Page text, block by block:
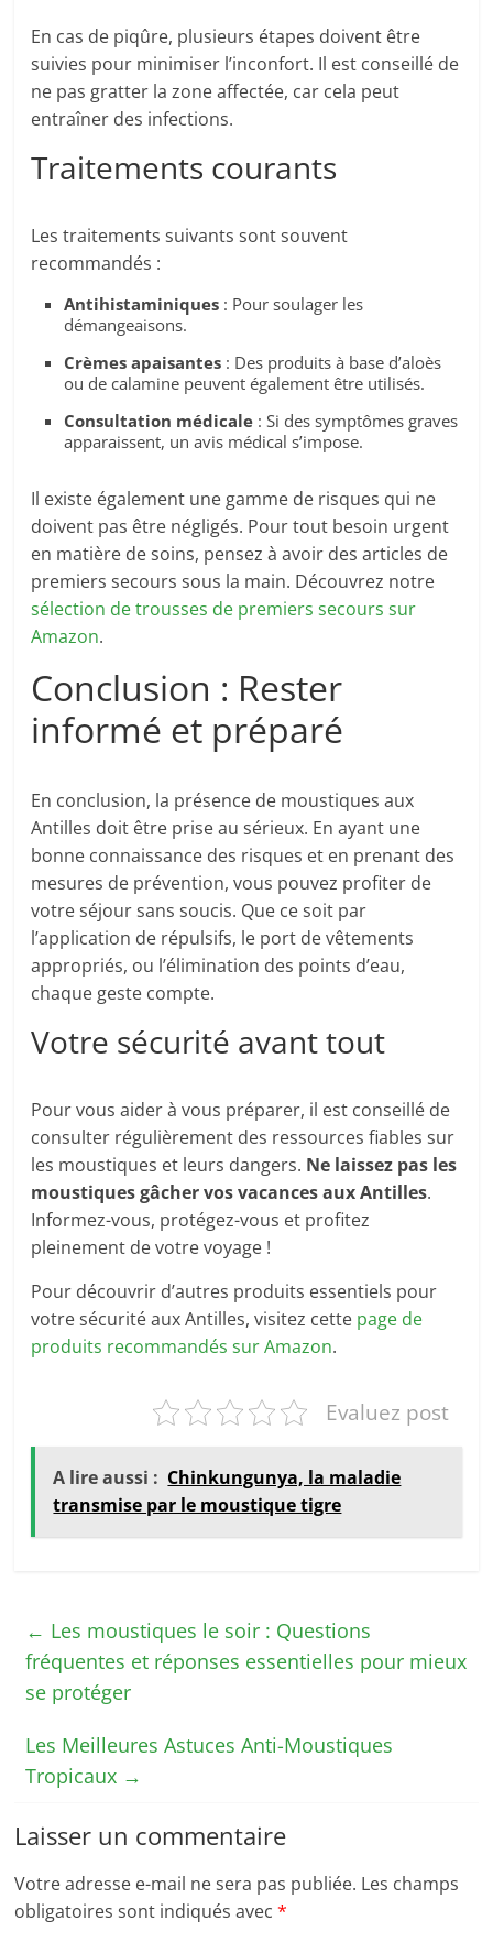
En cas de piqûre, plusieurs étapes doivent être
suivies pour minimiser l’inconfort. Il est conseillé de
ne pas gratter la zone affectée, car cela peut
entraîner des infections.
Traitements courants
Les traitements suivants sont souvent
recommandés :
Antihistaminiques : Pour soulager les
démangeaisons.
Crèmes apaisantes : Des produits à base d’aloès
ou de calamine peuvent également être utilisés.
Consultation médicale : Si des symptômes graves
apparaissent, un avis médical s’impose.
Il existe également une gamme de risques qui ne
doivent pas être négligés. Pour tout besoin urgent
en matière de soins, pensez à avoir des articles de
premiers secours sous la main. Découvrez notre
sélection de trousses de premiers secours sur
Amazon.
Conclusion : Rester
informé et préparé
En conclusion, la présence de moustiques aux
Antilles doit être prise au sérieux. En ayant une
bonne connaissance des risques et en prenant des
mesures de prévention, vous pouvez profiter de
votre séjour sans soucis. Que ce soit par
l’application de répulsifs, le port de vêtements
appropriés, ou l’élimination des points d’eau,
chaque geste compte.
Votre sécurité avant tout
Pour vous aider à vous préparer, il est conseillé de
consulter régulièrement des ressources fiables sur
les moustiques et leurs dangers. Ne laissez pas les
moustiques gâcher vos vacances aux Antilles.
Informez-vous, protégez-vous et profitez
pleinement de votre voyage !
Pour découvrir d’autres produits essentiels pour
votre sécurité aux Antilles, visitez cette page de
produits recommandés sur Amazon.
Evaluez post
A lire aussi : Chinkungunya, la maladie
transmise par le moustique tigre
← Les moustiques le soir : Questions
fréquentes et réponses essentielles pour mieux
se protéger
Les Meilleures Astuces Anti-Moustiques
Tropicaux →
Laisser un commentaire
Votre adresse e-mail ne sera pas publiée. Les champs
obligatoires sont indiqués avec*